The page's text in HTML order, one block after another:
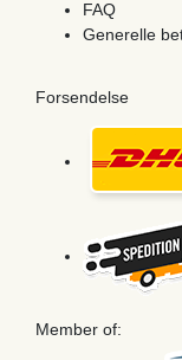
FAQ
Generelle
Forsendelse
Member of: